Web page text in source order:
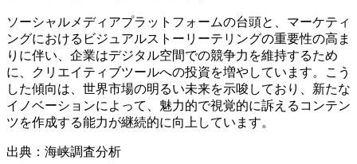
ソーシャルメディアプラットフォームの台頭と、マーケティ
ングにおけるビジュアルストーリーテリングの重要性の高ま
りに伴い、企業はデジタル空間での競争力を維持するため
に、クリエイティブツールへの投資を増やしています。こう
した傾向は、世界市場の明るい未来を示唆しており、新たな
イノベーションによって、魅力的で視覚的に訴えるコンテン
ツを作成する能力が継続的に向上しています。
出典：海峡調査分析